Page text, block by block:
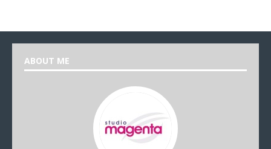
ABOUT ME